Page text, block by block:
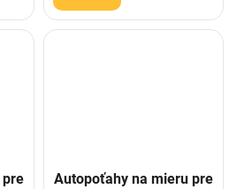
Autopoťahy na mieru pre